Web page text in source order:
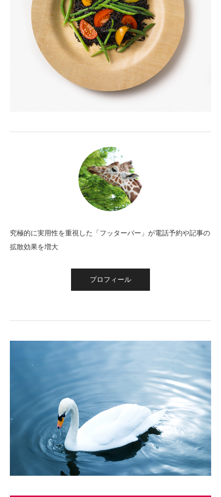
究極的に実用性を重視した「フッターバー」が電話予約や記事の
拡散効果を増大
プロフィール